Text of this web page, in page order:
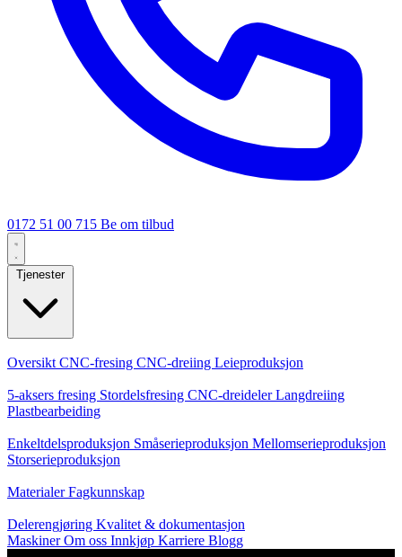
0172 51 00 715 Be om tilbud
Tjenester
Oversikt CNC-fresing CNC-dreiing Leieproduksjon
5-aksers fresing Stordelsfresing CNC-dreidelerLangdreiing
Plastbearbeiding
Enkeltdelsproduksjon Småserieproduksjon Mellomserieproduksjon
Storserieproduksjon
MaterialerFagkunnskap
Delerengjøring Kvalitet & dokumentasjon
MaskinerOm oss Innkjøp Karriere Blogg